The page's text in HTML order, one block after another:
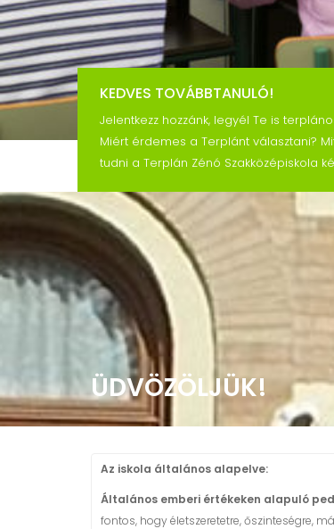
KEDVES TOVÁBBTANULÓ!
Jelentkezz hozzánk, legyél Te is
Miért érdemes a Terplánt választani?
tudni a Terplán Zénó Szakközépiskola
ÜDVÖZÖLJÜK!
Az iskola általános alapelve:
Általános emberi értékeken alapuló
fontos, hogy életszeretetre, őszinteségre,